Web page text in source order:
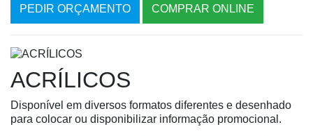
PEDIR ORÇAMENTO COMPRAR ONLINE
ACRÍLICOS
Disponível em diversos formatos diferentes e desenhado
para colocar ou disponibilizar informação promocional.